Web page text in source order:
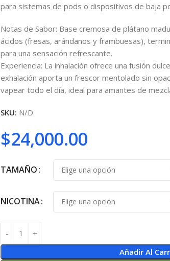
para sistemas de pods o dispositivos de baja
Notas de Sabor: Base cremosa de plátano
ácidos (fresas, arándanos y frambuesas),
para una sensación refrescante.
Experiencia: La inhalación ofrece una fusión
exhalación aporta un frescor mentolado sin
vapear todo el día, ideal para amantes de
SKU: N/D
$24,000.00
TAMAÑO
NICOTINA
Añadir Al